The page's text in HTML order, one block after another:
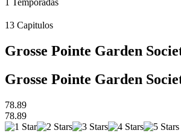
Temporadas
13 Capitulos
Grosse Pointe Garden
Grosse Pointe Garden
78.89
78.89